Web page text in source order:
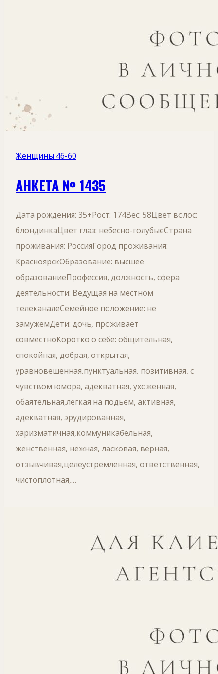
Женщины 46-60
АНКЕТА № 1435
Дата рождения: 35+Рост: 174Вес: 58Цвет волос:
блондинкаЦвет глаз: небесно-голубыеСтрана
проживания: РоссияГород проживания:
КрасноярскОбразование: высшее
образованиеПрофессия, должность, сфера
деятельности: Ведущая на местном
телеканалеСемейное положение: не
замужемДети: дочь, проживает
совместноКоротко о себе: общительная,
спокойная, добрая, открытая,
уравновешенная,пунктуальная, позитивная, с
чувством юмора, адекватная, ухоженная,
обаятельная,легкая на подьем, активная,
адекватная, эрудированная,
харизматичная,коммуникабельная,
женственная, нежная, ласковая, верная,
отзывчивая,целеустремленная, ответственная,
чистоплотная,…